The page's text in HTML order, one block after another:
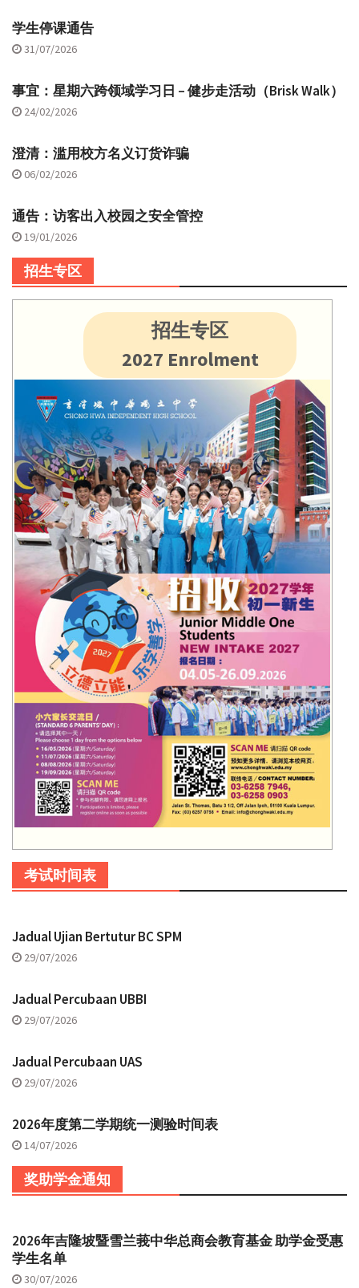
学生停课通告
31/07/2026
事宜：星期六跨领域学习日 – 健步走活动（Brisk Walk）
24/02/2026
澄清：滥用校方名义订货诈骗
06/02/2026
通告：访客出入校园之安全管控
19/01/2026
招生专区
招生专区
2027 Enrolment
考试时间表
Jadual Ujian Bertutur BC SPM
29/07/2026
Jadual Percubaan UBBI
29/07/2026
Jadual Percubaan UAS
29/07/2026
2026年度第二学期统一测验时间表
14/07/2026
奖助学金通知
2026年吉隆坡暨雪兰莪中华总商会教育基金 助学金受惠
学生名单
30/07/2026